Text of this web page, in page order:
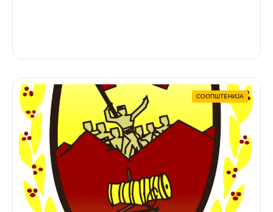
СООПШТЕНИЈА